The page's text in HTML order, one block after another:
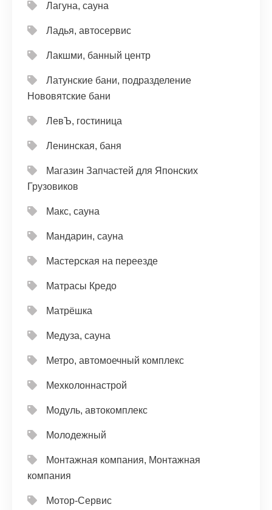
Лагуна, сауна
Ладья, автосервис
Лакшми, банный центр
Латунские бани, подразделение
Нововятские бани
ЛевЪ, гостиница
Ленинская, баня
Магазин Запчастей для Японских
Грузовиков
Макс, сауна
Мандарин, сауна
Мастерская на переезде
Матрасы Кредо
Матрёшка
Медуза, сауна
Метро, автомоечный комплекс
Мехколоннастрой
Модуль, автокомплекс
Молодежный
Монтажная компания, Монтажная
компания
Мотор-Сервис